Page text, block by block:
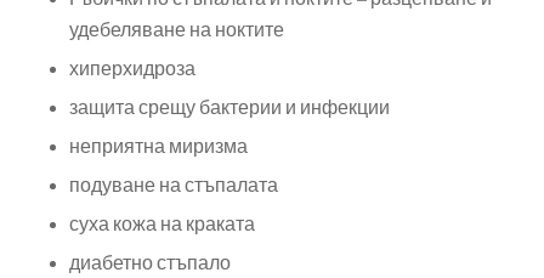
удебеляване на ноктите
хиперхидроза
защита срещу бактерии и инфекции
неприятна миризма
подуване на стъпалата
суха кожа на краката
диабетно стъпало